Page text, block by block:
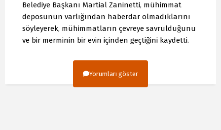
Belediye Başkanı Martial Zaninetti, mühimmat
deposunun varlığından haberdar olmadıklarını
söyleyerek, mühimmatların çevreye savrulduğunu
ve bir merminin bir evin içinden geçtiğini kaydetti.
Yorumları göster